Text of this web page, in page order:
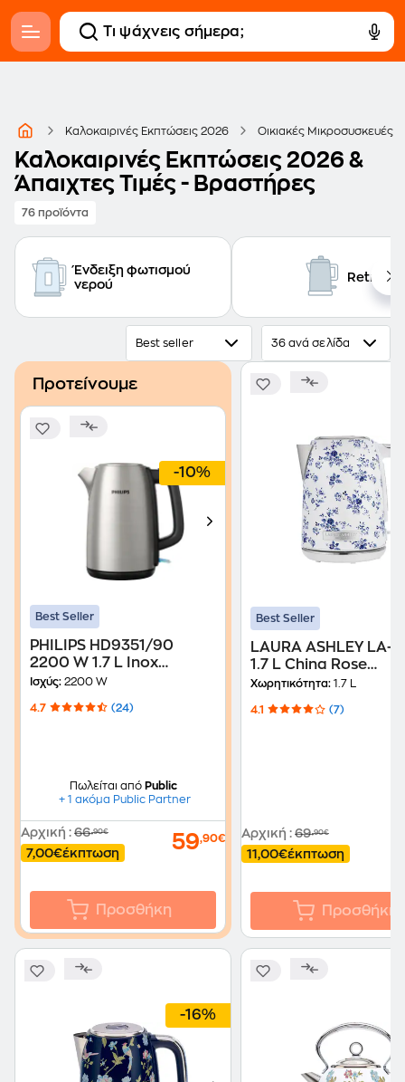
Καλοκαιρινές Εκπτώσεις 2026 Οικιακές Μικροσυσκευές
Καλοκαιρινές Εκπτώσεις 2026 &
Άπαιχτες Τιμές - Βραστήρες
76 προϊόντα
Ένδειξη φωτισμού
νερού
Retro
Best seller 36 ανά σελίδα
Προτείνουμε
-10%
Best Seller
PHILIPS HD9351/90
2200 W 1.7 L Inox
Βραστήρας
Ισχύς: 2200 W
4.7 (24)
Πωλείται από Public
+ 1 ακόμα Public Partner
Αρχική : 66,90€
7,00€έκπτωση 59,90€
Προσθήκη
Best Seller
LAURA ASHLEY LA-
1.7 L China Rose
Βραστήρας
Χωρητικότητα: 1.7 L
4.1 (7)
Αρχική : 69,90€
11,00€έκπτωση
Προσθήκη
-16%